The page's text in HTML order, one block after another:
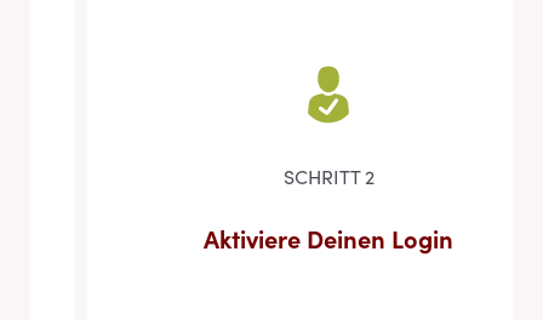
SCHRITT 2
Aktiviere Deinen Login